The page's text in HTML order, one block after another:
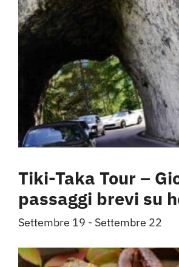
Tiki-Taka Tour –
passaggi brevi su
Settembre 19 - Settembre 22